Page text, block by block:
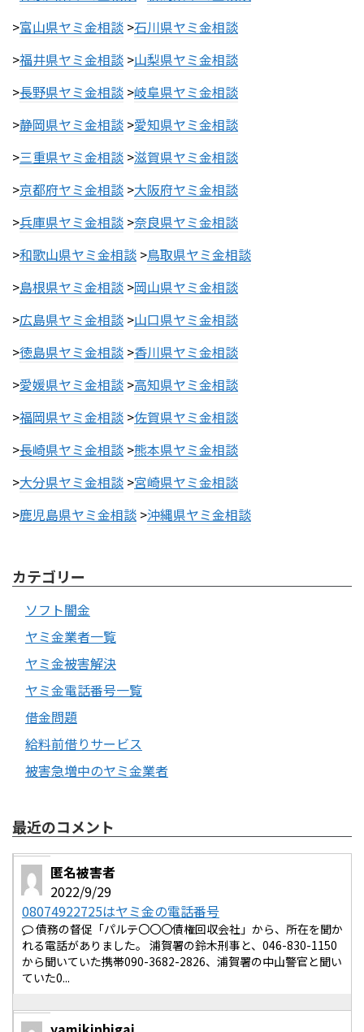
>富山県ヤミ金相談 >石川県ヤミ金相談
>福井県ヤミ金相談 >山梨県ヤミ金相談
>長野県ヤミ金相談 >岐阜県ヤミ金相談
>静岡県ヤミ金相談 >愛知県ヤミ金相談
>三重県ヤミ金相談 >滋賀県ヤミ金相談
>京都府ヤミ金相談 >大阪府ヤミ金相談
>兵庫県ヤミ金相談 >奈良県ヤミ金相談
>和歌山県ヤミ金相談 >鳥取県ヤミ金相談
>島根県ヤミ金相談 >岡山県ヤミ金相談
>広島県ヤミ金相談 >山口県ヤミ金相談
>徳島県ヤミ金相談 >香川県ヤミ金相談
>愛媛県ヤミ金相談 >高知県ヤミ金相談
>福岡県ヤミ金相談 >佐賀県ヤミ金相談
>長崎県ヤミ金相談 >熊本県ヤミ金相談
>大分県ヤミ金相談 >宮崎県ヤミ金相談
>鹿児島県ヤミ金相談 >沖縄県ヤミ金相談
カテゴリー
ソフト闇金
ヤミ金業者一覧
ヤミ金被害解決
ヤミ金電話番号一覧
借金問題
給料前借りサービス
被害急増中のヤミ金業者
最近のコメント
匿名被害者
2022/9/29
08074922725はヤミ金の電話番号
債務の督促「パルテ〇〇〇債権回収会社」から、所在を聞か
れる電話がありました。 浦賀署の鈴木刑事と、046-830-1150
から聞いていた携帯090-3682-2826、浦賀署の中山警官と聞い
ていた0...